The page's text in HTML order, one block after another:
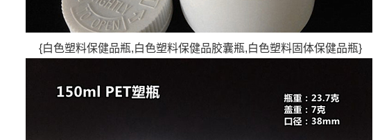
{白色塑料保健品瓶,白色塑料保健品胶囊瓶,白色塑料固体保健品瓶}